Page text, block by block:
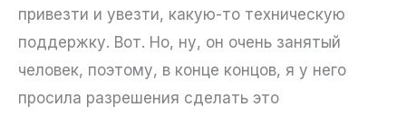
привезти и увезти, какую-то техническую
поддержку. Вот. Но, ну, он очень занятый
человек, поэтому, в конце концов, я у него
просила разрешения сделать это